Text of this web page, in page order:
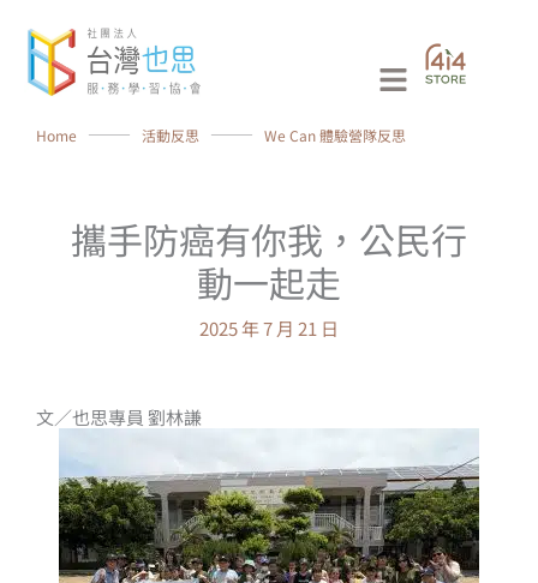
Main
Menu
Home ⸻ 活動反思 ⸻ We Can 體驗營隊反思
攜手防癌有你我，公民行
動一起走
2025 年 7 月 21 日
文／也思專員 劉林謙